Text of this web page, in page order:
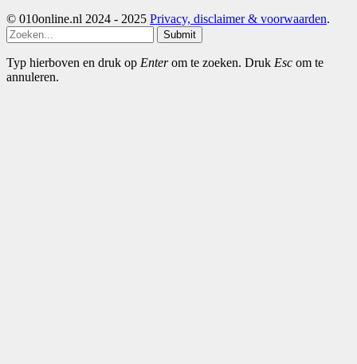
© 010online.nl 2024 - 2025 Privacy, disclaimer & voorwaarden.
Submit
Typ hierboven en druk op Enterom te zoeken. Druk Esc om te
annuleren.